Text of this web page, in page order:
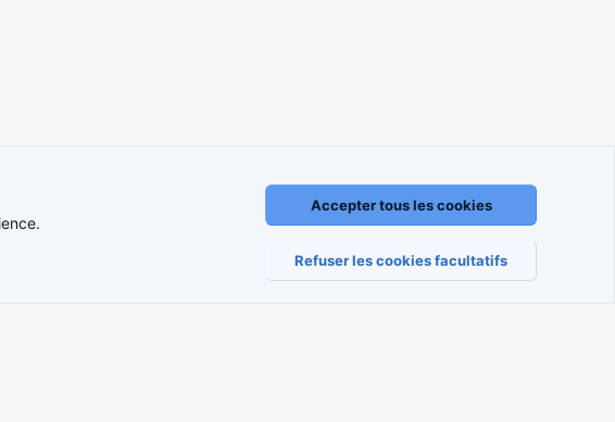
Conditions et règlement Politique de confidentialité
R
Accepter tous les cookies
Refuser les cookies facultatifs